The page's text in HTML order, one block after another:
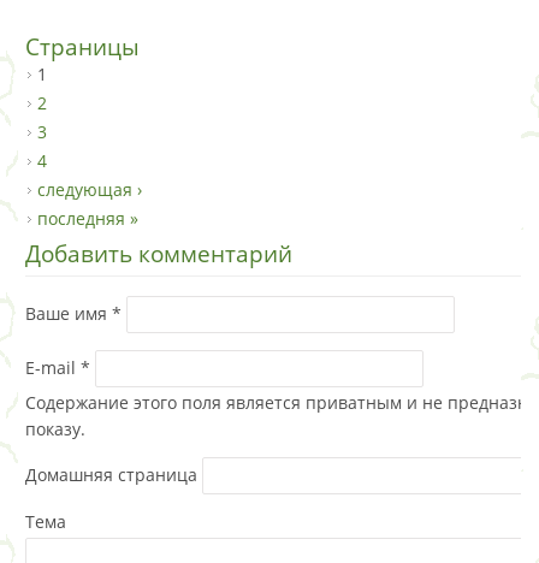
Страницы
1
2
3
4
следующая ›
последняя »
Добавить комментарий
Ваше имя *
E-mail *
Содержание этого поля является приватным и не
показу.
Домашняя страница
Тема